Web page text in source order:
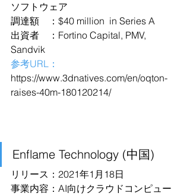
ソフトウェア
調達額　：$40 million  in Series A
出資者　：Fortino Capital, PMV,
Sandvik
参考URL：
https://www.3dnatives.com/en/oqton-
raises-40m-180120214/
Enflame Technology (中国)
リリース：2021年1月18日
事業内容：AI向けクラウドコンピュー